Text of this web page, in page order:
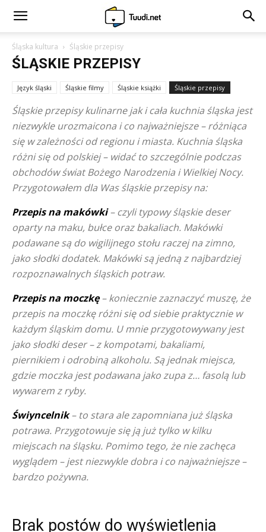
Śląska kultura Śląskie przepisy
ŚLĄSKIE PRZEPISY
Język śląski Śląskie filmy Śląskie książki Śląskie przepisy
Śląskie przepisy kulinarne jak i cała kuchnia śląska jest
niezwykle urozmaicona i co najważniejsze – różniąca
się w zależności od regionu i miasta. Kuchnia śląska
różni się od polskiej – widać to szczególnie podczas
obchodów świat Bożego Narodzenia i Wielkiej Nocy.
Przygotowałem dla Was śląskie przepisy na:
Przepis na makówki – czyli typowy śląskie deser
oparty na maku, bułce oraz bakaliach. Makówki
podawane są do wigilijnego stołu raczej na zimno,
jako słodki dodatek. Makówki są jedną z najbardziej
rozpoznawalnych śląskich potraw.
Przepis na moczkę– koniecznie zaznaczyć muszę, że
przepis na moczkę różni się od siebie praktycznie w
każdym śląskim domu. U mnie przygotowywany jest
jako słodki deser – z kompotami, bakaliami,
piernikiem i odrobiną alkoholu. Są jednak miejsca,
gdzie moczka jest podawana jako zupa z… fasolą lub
wywarem z ryby.
Świyncelnik – to stara ale zapomniana już śląska
potrawa. Przygotowuje się ją już tylko w kilku
miejscach na śląsku. Pomimo tego, że nie zachęca
wyglądem – jest niezwykle dobra i co najważniejsze –
bardzo pożywna.
Brak postów do wyświetlenia